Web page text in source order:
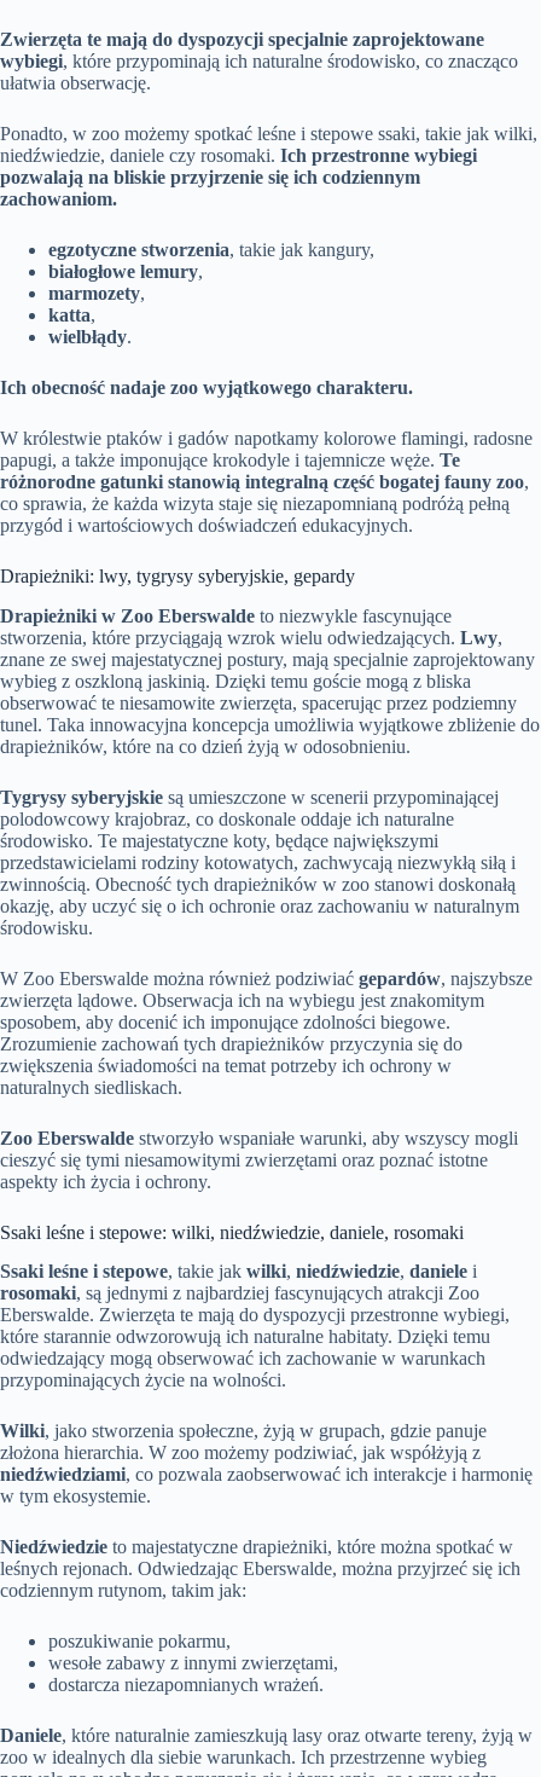
Zwierzęta te mają do dyspozycji specjalnie zaprojektowane
wybiegi, które przypominają ich naturalne środowisko, co znacząco
ułatwia obserwację.
Ponadto, w zoo możemy spotkać leśne i stepowe ssaki, takie jak wilki,
niedźwiedzie, daniele czy rosomaki. Ich przestronne wybiegi
pozwalają na bliskie przyjrzenie się ich codziennym
zachowaniom.
egzotyczne stworzenia, takie jak kangury,
białogłowe lemury,
marmozety,
katta,
wielbłądy.
Ich obecność nadaje zoo wyjątkowego charakteru.
W królestwie ptaków i gadów napotkamy kolorowe flamingi, radosne
papugi, a także imponujące krokodyle i tajemnicze węże. Te
różnorodne gatunki stanowią integralną część bogatej fauny zoo,
co sprawia, że każda wizyta staje się niezapomnianą podróżą pełną
przygód i wartościowych doświadczeń edukacyjnych.
Drapieżniki: lwy, tygrysy syberyjskie, gepardy
Drapieżniki w Zoo Eberswalde to niezwykle fascynujące
stworzenia, które przyciągają wzrok wielu odwiedzających. Lwy,
znane ze swej majestatycznej postury, mają specjalnie zaprojektowany
wybieg z oszkloną jaskinią. Dzięki temu goście mogą z bliska
obserwować te niesamowite zwierzęta, spacerując przez podziemny
tunel. Taka innowacyjna koncepcja umożliwia wyjątkowe zbliżenie do
drapieżników, które na co dzień żyją w odosobnieniu.
Tygrysy syberyjskie są umieszczone w scenerii przypominającej
polodowcowy krajobraz, co doskonale oddaje ich naturalne
środowisko. Te majestatyczne koty, będące największymi
przedstawicielami rodziny kotowatych, zachwycają niezwykłą siłą i
zwinnością. Obecność tych drapieżników w zoo stanowi doskonałą
okazję, aby uczyć się o ich ochronie oraz zachowaniu w naturalnym
środowisku.
W Zoo Eberswalde można również podziwiać gepardów, najszybsze
zwierzęta lądowe. Obserwacja ich na wybiegu jest znakomitym
sposobem, aby docenić ich imponujące zdolności biegowe.
Zrozumienie zachowań tych drapieżników przyczynia się do
zwiększenia świadomości na temat potrzeby ich ochrony w
naturalnych siedliskach.
Zoo Eberswalde stworzyło wspaniałe warunki, aby wszyscy mogli
cieszyć się tymi niesamowitymi zwierzętami oraz poznać istotne
aspekty ich życia i ochrony.
Ssaki leśne i stepowe: wilki, niedźwiedzie, daniele, rosomaki
Ssaki leśne i stepowe, takie jak wilki, niedźwiedzie, daniele i
rosomaki, są jednymi z najbardziej fascynujących atrakcji Zoo
Eberswalde. Zwierzęta te mają do dyspozycji przestronne wybiegi,
które starannie odwzorowują ich naturalne habitaty. Dzięki temu
odwiedzający mogą obserwować ich zachowanie w warunkach
przypominających życie na wolności.
Wilki, jako stworzenia społeczne, żyją w grupach, gdzie panuje
złożona hierarchia. W zoo możemy podziwiać, jak współżyją z
niedźwiedziami, co pozwala zaobserwować ich interakcje i harmonię
w tym ekosystemie.
Niedźwiedzie to majestatyczne drapieżniki, które można spotkać w
leśnych rejonach. Odwiedzając Eberswalde, można przyjrzeć się ich
codziennym rutynom, takim jak:
poszukiwanie pokarmu,
wesołe zabawy z innymi zwierzętami,
dostarcza niezapomnianych wrażeń.
Daniele, które naturalnie zamieszkują lasy oraz otwarte tereny, żyją w
zoo w idealnych dla siebie warunkach. Ich przestrzenne wybieg